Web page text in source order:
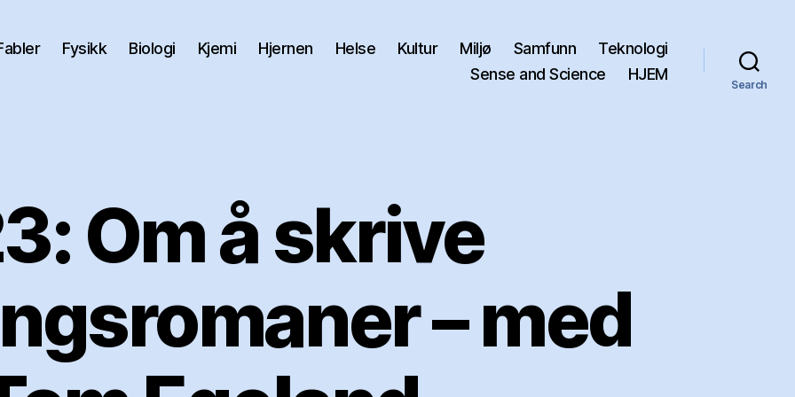
Fysikk Biologi Kjemi Hjernen Helse Kultur Miljø Samfunn
Teknologi
Sense and Science
HJEM
Search
Om å skrive
– med